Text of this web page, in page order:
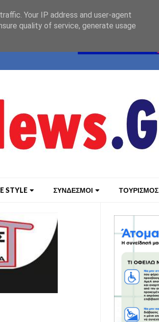
STYLE ΣΥΝΔΕΣΜΟΙ ΤΟΥΡΙΣΜΟΣ
Your IP address and user-agent
quality of service, generate usage